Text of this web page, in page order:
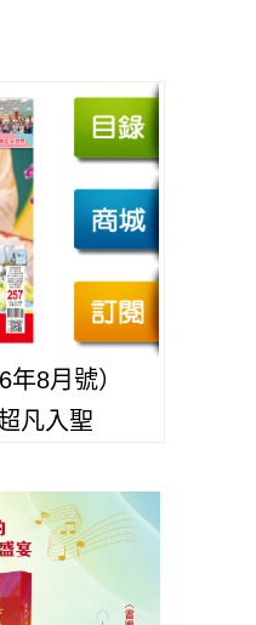
8月號）
凡入聖